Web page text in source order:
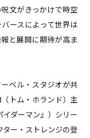
文がきっかけで時空
ースによって世界は
と展開に期待が高ま
ベル・スタジオが共
トム・ホランド）主
ダーマン』）シリー
ー・ストレンジの登